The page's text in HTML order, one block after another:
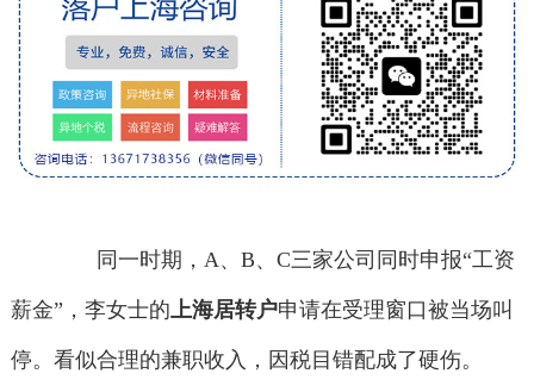
同一时期，A、B、C三家公司同时申报“工资
薪金”，李女士的上海居转户申请在受理窗口被当场叫
停。看似合理的兼职收入，因税目错配成了硬伤。